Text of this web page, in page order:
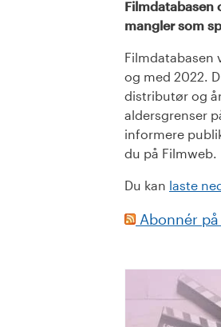
Filmdatabasen
mangler som
Filmdatabasen
og med 2022.
distributør og
aldersgrenser
informere
du på Filmweb.
Du kan laste
Abonnér